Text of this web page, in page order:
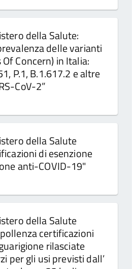
della Salute:
delle varianti
Of Concern) in Italia:
P.1, B.1.617.2 e altre
CoV-2”
della Salute
di esenzione
anti-COVID-19"
della Salute
certificazioni
rilasciate
per gli usi previsti dall’